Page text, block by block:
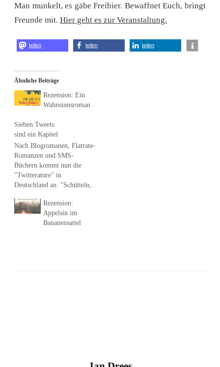
Man munkelt, es gäbe Freibier. Bewaffnet Euch, bringt
Freunde mit. Hier geht es zur Veranstaltung.
teilen teilen teilen
Ähnliche Beiträge
Rezension: Ein
Wahnsinnsroman
Sieben Tweets
sind ein Kapitel
Nach Blogromanen, Flatrate-
Romanzen und SMS-
Büchern kommt nun die
"Twitterature" in
Deutschland an. "Schütteln,
funktioniert nicht nur beim
ipodTouch, sondern auch bei
langweiligen Gesprächen mit
Namen @vergraemer. Die
Rezension:
Appelsin im
Bananensattel